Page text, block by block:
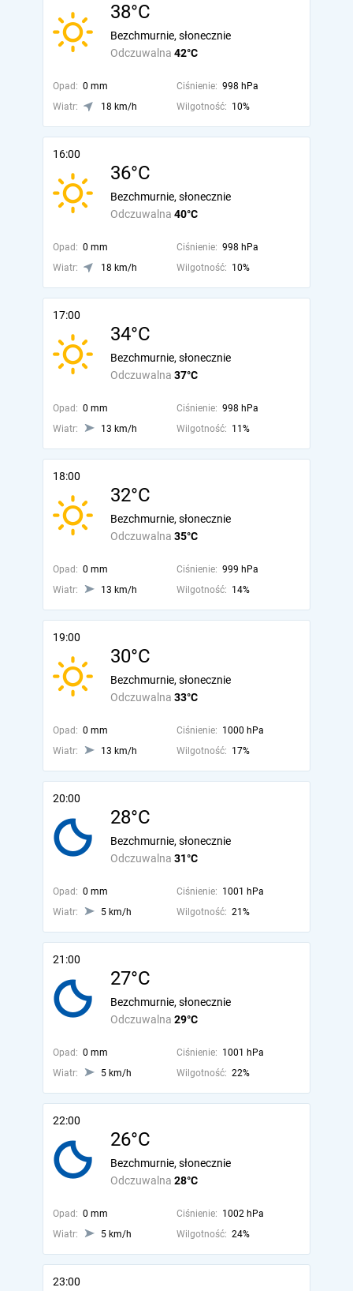
38°C
Odczuwalna 42°C
Bezchmurnie, słonecznie
Opad: 0 mm Ciśnienie: 998 hPa
Wiatr:
18 km/h Wilgotność: 10%
16:00
36°C
Odczuwalna 40°C
Bezchmurnie, słonecznie
Opad: 0 mm Ciśnienie: 998 hPa
Wiatr:
18 km/h Wilgotność: 10%
17:00
34°C
Odczuwalna 37°C
Bezchmurnie, słonecznie
Opad: 0 mm Ciśnienie: 998 hPa
Wiatr:
13 km/h Wilgotność: 11%
18:00
32°C
Odczuwalna 35°C
Bezchmurnie, słonecznie
Opad: 0 mm Ciśnienie: 999 hPa
Wiatr:
13 km/h Wilgotność: 14%
19:00
30°C
Odczuwalna 33°C
Bezchmurnie, słonecznie
Opad: 0 mm Ciśnienie: 1000 hPa
Wiatr:
13 km/h Wilgotność: 17%
20:00
28°C
Odczuwalna 31°C
Bezchmurnie, słonecznie
Opad: 0 mm Ciśnienie: 1001 hPa
Wiatr:
5 km/h Wilgotność: 21%
21:00
27°C
Odczuwalna 29°C
Bezchmurnie, słonecznie
Opad: 0 mm Ciśnienie: 1001 hPa
Wiatr:
5 km/h Wilgotność: 22%
22:00
26°C
Odczuwalna 28°C
Bezchmurnie, słonecznie
Opad: 0 mm Ciśnienie: 1002 hPa
Wiatr:
5 km/h Wilgotność: 24%
23:00